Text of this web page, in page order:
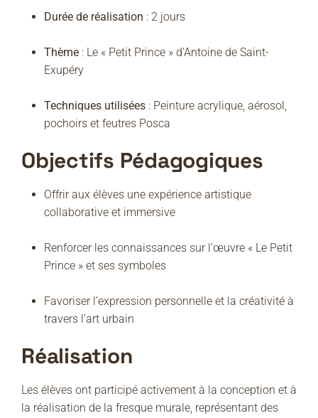
Durée de réalisation : 2 jours
Thème : Le « Petit Prince » d’Antoine de Saint-
Exupéry
Techniques utilisées : Peinture acrylique, aérosol,
pochoirs et feutres Posca
Objectifs Pédagogiques
Offrir aux élèves une expérience artistique
collaborative et immersive
Renforcer les connaissances sur l’œuvre « Le Petit
Prince » et ses symboles
Favoriser l’expression personnelle et la créativité à
travers l’art urbain
Réalisation
Les élèves ont participé activement à la conception et à
la réalisation de la fresque murale, représentant des